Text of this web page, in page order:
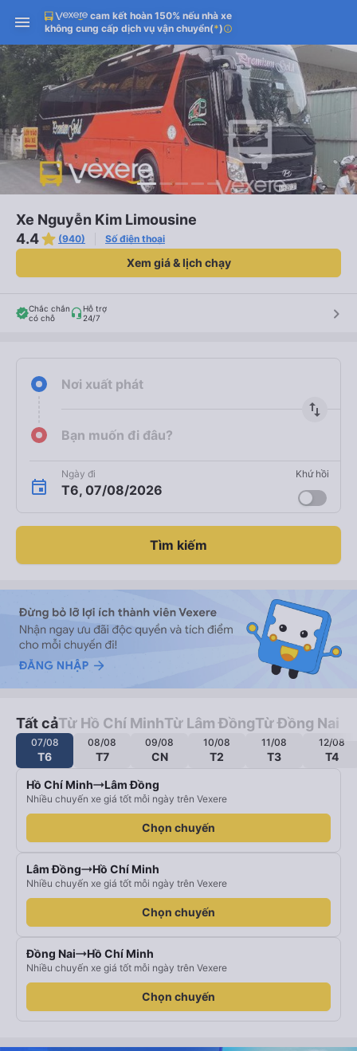
cam kết hoàn 150% nếu nhà xe
không cung cấp dịch vụ vận chuyển(*)info
Xe Nguyễn Kim Limousine
4.4
(940) Số điện thoại
Xem giá & lịch chạy
Chắc chắn
có chỗ
Hỗ trợ
24/7
keyboard_arrow_right
Nơi xuất phát
import_export
Bạn muốn đi đâu?
Ngày đi
T6, 07/08/2026
Khứ hồi
Tìm kiếm
Tất cảTừ Hồ Chí MinhTừ Lâm ĐồngTừ Đồng Nai
07/08
T6
08/08
T7
09/08
CN
10/08
T2
11/08
T3
12/08
T4
Hồ Chí Minh Lâm Đồng
Nhiều chuyến xe giá tốt mỗi ngày trên Vexere
Chọn chuyến
Lâm Đồng Hồ Chí Minh
Nhiều chuyến xe giá tốt mỗi ngày trên Vexere
Chọn chuyến
Đồng Nai Hồ Chí Minh
Nhiều chuyến xe giá tốt mỗi ngày trên Vexere
Chọn chuyến